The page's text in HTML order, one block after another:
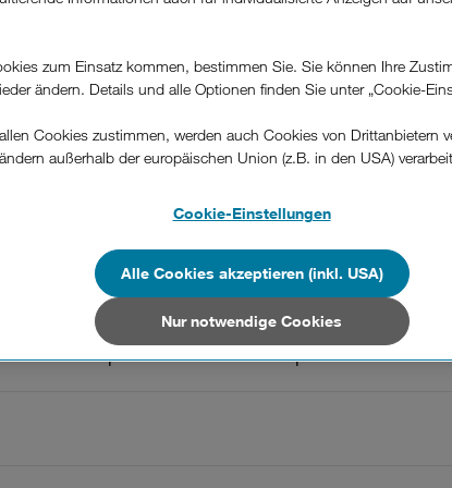
Feedback
ich up online im Webshop bestellt habe?
zum Einsatz kommen, bestimmen Sie. Sie können Ihre
ändern. Details und alle Optionen finden Sie unter „Cookie-
Cookies zustimmen, werden auch Cookies von Drittanbietern
außerhalb der europäischen Union (z.B. in den USA)
Unternehmen in Drittstaaten, die ein ähnliches Datenschutzniveau
Union aufweisen (z.B. Data Privacy Framework), werden wie
„Nur notwendige Cookies“ wählen, dann sind für Sie nur jene
dieser Website unerlässlich sind.
Cookie-Einstellungen
Nur notwendige Cookies
Alle Cookies akzeptieren (inkl. USA)